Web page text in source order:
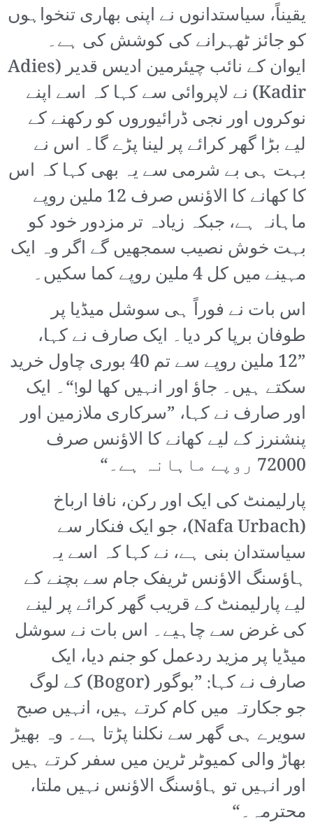
یقیناً، سیاستدانوں نے اپنی بھاری تنخواہوں
کو جائز ٹھہرانے کی کوشش کی ہے۔
ایوان کے نائب چیئرمین ادیس قدیر (Adies
Kadir) نے لاپروائی سے کہا کہ اسے اپنے
نوکروں اور نجی ڈرائیوروں کو رکھنے کے
لیے بڑا گھر کرائے پر لینا پڑے گا۔ اس نے
بہت ہی بے شرمی سے یہ بھی کہا کہ اس
کا کھانے کا الاؤنس صرف 12 ملین روپے
ماہانہ ہے، جبکہ زیادہ تر مزدور خود کو
بہت خوش نصیب سمجھیں گے اگر وہ ایک
مہینے میں کل 4 ملین روپے کما سکیں۔
اس بات نے فوراً ہی سوشل میڈیا پر
طوفان برپا کر دیا۔ ایک صارف نے کہا،
”12 ملین روپے سے تم 40 بوری چاول خرید
سکتے ہیں۔ جاؤ اور انہیں کھا لو!“۔ ایک
اور صارف نے کہا، ”سرکاری ملازمین اور
پنشنرز کے لیے کھانے کا الاؤنس صرف
72000 روپے ماہانہ ہے۔“
پارلیمنٹ کی ایک اور رکن، نافا ارباخ
(Nafa Urbach)، جو ایک فنکار سے
سیاستدان بنی ہے، نے کہا کہ اسے یہ
ہاؤسنگ الاؤنس ٹریفک جام سے بچنے کے
لیے پارلیمنٹ کے قریب گھر کرائے پر لینے
کی غرض سے چاہیے۔ اس بات نے سوشل
میڈیا پر مزید ردعمل کو جنم دیا، ایک
صارف نے کہا: ”بوگور (Bogor) کے لوگ
جو جکارتہ میں کام کرتے ہیں، انہیں صبح
سویرے ہی گھر سے نکلنا پڑتا ہے۔ وہ بھیڑ
بھاڑ والی کمیوٹر ٹرین میں سفر کرتے ہیں
اور انہیں تو ہاؤسنگ الاؤنس نہیں ملتا،
محترمہ۔“